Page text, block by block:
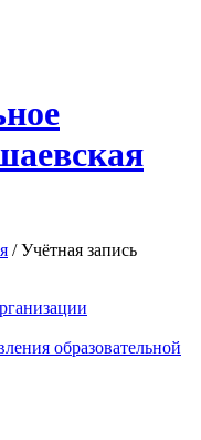
/Учётная запись
образовательной